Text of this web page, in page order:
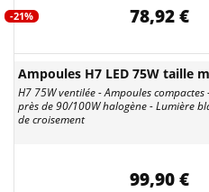
-21% 78,92 €
Ampoules H7 LED 75W taille
H7 75W ventilée - Ampoules
près de 90/100W halogène - Lumière
de croisement
99,90 €